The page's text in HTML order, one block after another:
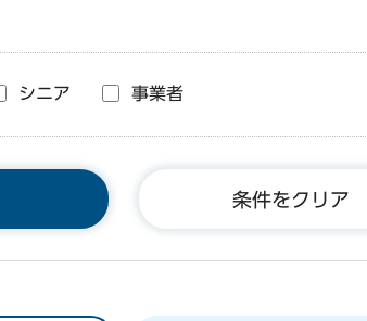
シニア 事業者
条件をクリア